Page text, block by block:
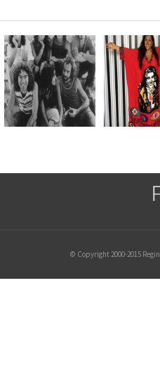
© Copyright 2000-2015